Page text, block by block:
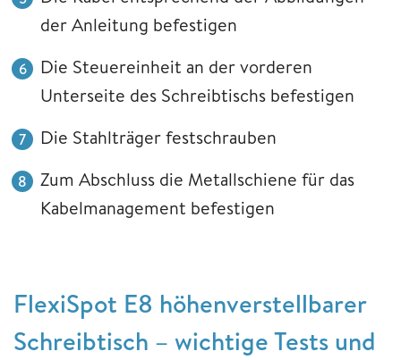
der Anleitung befestigen
Die Steuereinheit an der vorderen
Unterseite des Schreibtischs befestigen
Die Stahlträger festschrauben
Zum Abschluss die Metallschiene für das
Kabelmanagement befestigen
FlexiSpot E8 höhenverstellbarer
Schreibtisch – wichtige Tests und